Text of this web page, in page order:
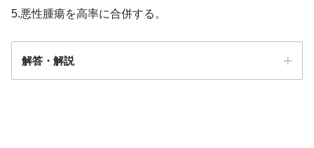
5.悪性腫瘍を高率に合併する。
解答・解説